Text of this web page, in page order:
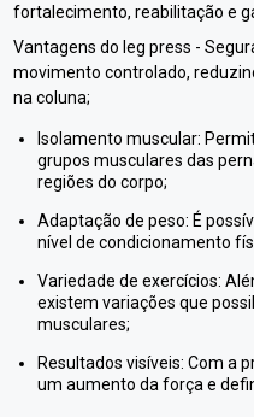
fortalecimento, reabilitação e
Vantagens do leg press -
movimento controlado,
na coluna;
Isolamento muscular: Permite focar especificamente nos
grupos musculares das
regiões do corpo;
Adaptação de peso: É possível ajustar a carga de acordo com o
nível de condicionamento
Variedade de exercícios: Além do tradicional leg press vertical,
existem variações que
musculares;
Resultados visíveis: Com a prática regular, é possível observar
um aumento da força e